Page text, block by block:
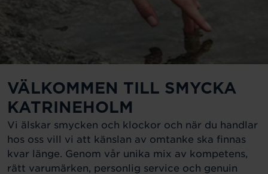
VÄLKOMMEN TILL SMYCKA
KATRINEHOLM
Vi älskar smycken och klockor och när du handlar
hos oss vill vi att känslan av omtanke ska finnas
kvar länge. Genom vår unika mix av kompetens,
rätt varumärken, personlig service och genuin